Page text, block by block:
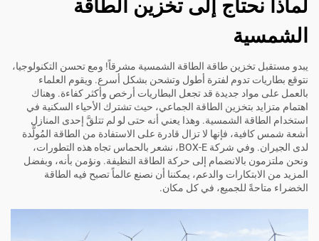
لماذا نحتاج إلى تخزين الطاقة
الشمسية
يبدو مستقبل تخزين طاقة الطاقة الشمسية مشرقاً! ومع تحسن التكنولوجيا،
نتوقع بطاريات تدوم لفترة أطول وتشحن بشكل أسرع. ويقوم العلماء
بالعمل على مواد جديدة قد تجعل البطاريات أرخص وأكثر كفاءة. وهناك
اهتمام متزايد بتخزين الطاقة الجماعي، حيث تشترك الأحياء السكنية في
استخدام الطاقة الشمسية. وهذا يعني أنه حتى لو لم تتلقَّ إحدى المنازل
أشعة شمس كافية، فإنها لا تزال قادرة على الاستفادة من الطاقة المُولَّدة
لدى الجيران. وفي شركة BOX-E، نشعر بالحماس تجاه هذه التطورات،
ونحن ملتزمون بالانضمام إلى حركة الطاقة النظيفة. ونؤمن بأنه، وبفضل
المزيد من الابتكارات والدعم، يمكننا أن نصنع عالماً تصبح فيه الطاقة
الخضراء متاحةً للجميع، في كل مكان.